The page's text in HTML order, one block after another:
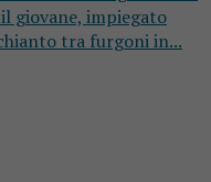
giovane, impiegato
tra furgoni in...